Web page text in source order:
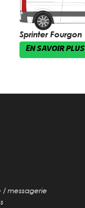
Sprinter Fourgon
EN SAVOIR PLUS
/ messagerie